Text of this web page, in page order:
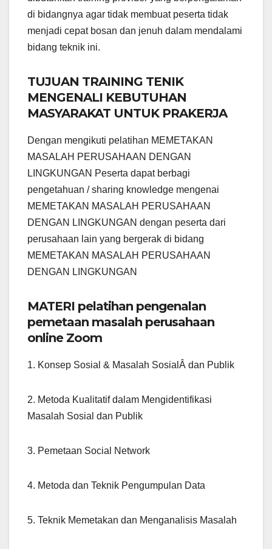
di bidangnya agar tidak membuat peserta tidak
menjadi cepat bosan dan jenuh dalam mendalami
bidang teknik ini.
TUJUAN TRAINING TENIK
MENGENALI KEBUTUHAN
MASYARAKAT UNTUK PRAKERJA
Dengan mengikuti pelatihan MEMETAKAN
MASALAH PERUSAHAAN DENGAN
LINGKUNGAN Peserta dapat berbagi
pengetahuan / sharing knowledge mengenai
MEMETAKAN MASALAH PERUSAHAAN
DENGAN LINGKUNGAN dengan peserta dari
perusahaan lain yang bergerak di bidang
MEMETAKAN MASALAH PERUSAHAAN
DENGAN LINGKUNGAN
MATERI pelatihan pengenalan
pemetaan masalah perusahaan
online Zoom
1. Konsep Sosial & Masalah SosialÂ dan Publik
2. Metoda Kualitatif dalam Mengidentifikasi
Masalah Sosial dan Publik
3. Pemetaan Social Network
4. Metoda dan Teknik Pengumpulan Data
5. Teknik Memetakan dan Menganalisis Masalah